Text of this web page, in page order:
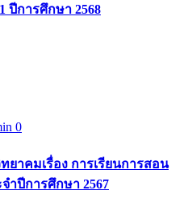
การศึกษา 2568
0
ยาคมเรื่อง การเรียนการสอน
ำปีการศึกษา 2567